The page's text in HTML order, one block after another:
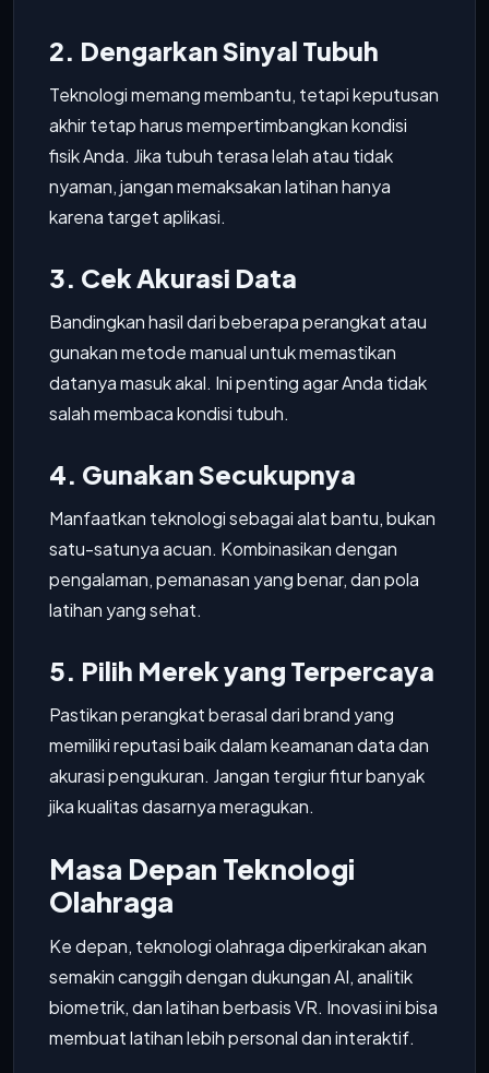
2. Dengarkan Sinyal Tubuh
Teknologi memang membantu, tetapi keputusan
akhir tetap harus mempertimbangkan kondisi
fisik Anda. Jika tubuh terasa lelah atau tidak
nyaman, jangan memaksakan latihan hanya
karena target aplikasi.
3. Cek Akurasi Data
Bandingkan hasil dari beberapa perangkat atau
gunakan metode manual untuk memastikan
datanya masuk akal. Ini penting agar Anda tidak
salah membaca kondisi tubuh.
4. Gunakan Secukupnya
Manfaatkan teknologi sebagai alat bantu, bukan
satu-satunya acuan. Kombinasikan dengan
pengalaman, pemanasan yang benar, dan pola
latihan yang sehat.
5. Pilih Merek yang Terpercaya
Pastikan perangkat berasal dari brand yang
memiliki reputasi baik dalam keamanan data dan
akurasi pengukuran. Jangan tergiur fitur banyak
jika kualitas dasarnya meragukan.
Masa Depan Teknologi
Olahraga
Ke depan, teknologi olahraga diperkirakan akan
semakin canggih dengan dukungan AI, analitik
biometrik, dan latihan berbasis VR. Inovasi ini bisa
membuat latihan lebih personal dan interaktif.